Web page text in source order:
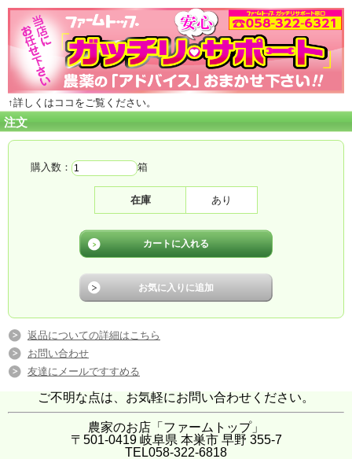
↑詳しくはココをご覧ください。
注文
購入数： 箱
在庫 あり
返品についての詳細はこちら
お問い合わせ
友達にメールですすめる
ご不明な点は、お気軽にお問い合わせください。
農家のお店「ファームトップ」
〒501-0419 岐阜県 本巣市 早野 355-7
TEL058-322-6818